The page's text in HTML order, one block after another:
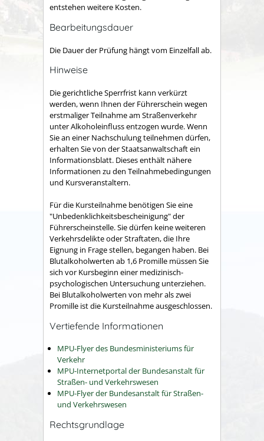
entstehen weitere Kosten.
Bearbeitungsdauer
Die Dauer der Prüfung hängt vom Einzelfall ab.
Hinweise
Die gerichtliche Sperrfrist kann verkürzt
werden, wenn Ihnen der Führerschein wegen
erstmaliger Teilnahme am Straßenverkehr
unter Alkoholeinfluss entzogen wurde. Wenn
Sie an einer Nachschulung teilnehmen dürfen,
erhalten Sie von der Staatsanwaltschaft ein
Informationsblatt. Dieses enthält nähere
Informationen zu den Teilnahmebedingungen
und Kursveranstaltern.
Für die Kursteilnahme benötigen Sie eine
"Unbedenklichkeitsbescheinigung" der
Führerscheinstelle. Sie dürfen keine weiteren
Verkehrsdelikte oder Straftaten, die Ihre
Eignung in Frage stellen, begangen haben. Bei
Blutalkoholwerten ab 1,6 Promille müssen Sie
sich vor Kursbeginn einer medizinisch-
psychologischen Untersuchung unterziehen.
Bei Blutalkoholwerten von mehr als zwei
Promille ist die Kursteilnahme ausgeschlossen.
Vertiefende Informationen
MPU-Flyer des Bundesministeriums für
Verkehr
MPU-Internetportal der Bundesanstalt für
Straßen- und Verkehrswesen
MPU-Flyer der Bundesanstalt für Straßen-
und Verkehrswesen
Rechtsgrundlage